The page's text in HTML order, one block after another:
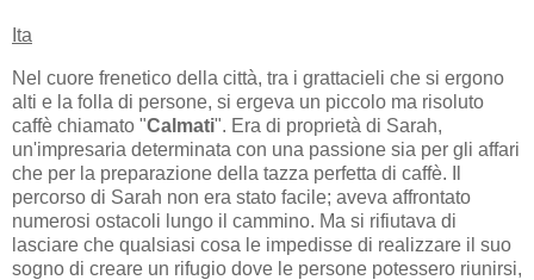
Ita
Nel cuore frenetico della città, tra i grattacieli che si ergono
alti e la folla di persone, si ergeva un piccolo ma risoluto
caffè chiamato "Calmati". Era di proprietà di Sarah,
un'impresaria determinata con una passione sia per gli affari
che per la preparazione della tazza perfetta di caffè. Il
percorso di Sarah non era stato facile; aveva affrontato
numerosi ostacoli lungo il cammino. Ma si rifiutava di
lasciare che qualsiasi cosa le impedisse di realizzare il suo
sogno di creare un rifugio dove le persone potessero riunirsi,